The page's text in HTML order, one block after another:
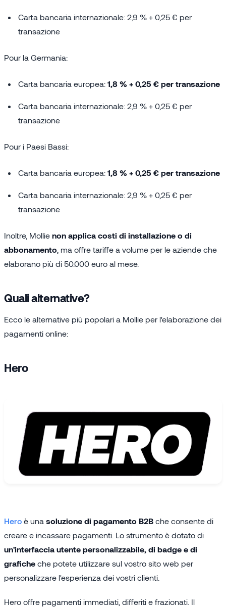
Carta bancaria internazionale: 2,9 % + 0,25 € per
transazione
Pour la Germania:
Carta bancaria europea: 1,8 % + 0,25 € per transazione
Carta bancaria internazionale: 2,9 % + 0,25 € per
transazione
Pour i Paesi Bassi:
Carta bancaria europea: 1,8 % + 0,25 € per transazione
Carta bancaria internazionale: 2,9 % + 0,25 € per
transazione
Inoltre, Mollie non applica costi di installazione o di
abbonamento , ma offre tariffe a volume per le aziende che
elaborano più di 50.000 euro al mese.
Quali alternative?
Ecco le alternative più popolari a Mollie per l'elaborazione dei
pagamenti online:
Hero
Hero è una soluzione di pagamento B2B che consente di
creare e incassare pagamenti. Lo strumento è dotato di
un'interfaccia utente personalizzabile, di badge e di
grafiche che potete utilizzare sul vostro sito web per
personalizzare l'esperienza dei vostri clienti.
Hero offre pagamenti immediati, differiti e frazionati. Il